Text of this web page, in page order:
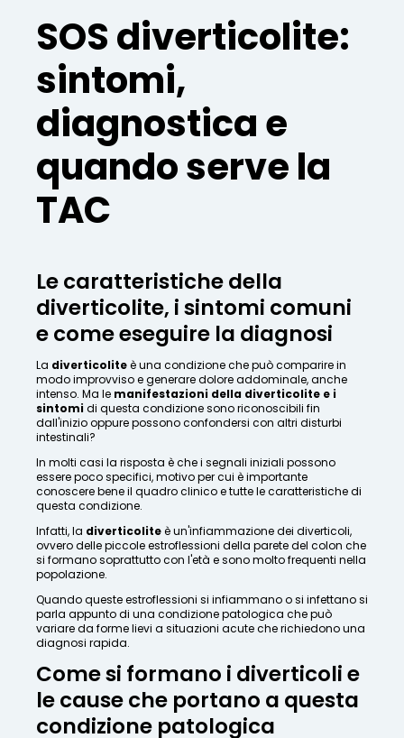
SOS diverticolite:
sintomi,
diagnostica e
quando serve la
TAC
Le caratteristiche della
diverticolite, i sintomi comuni
e come eseguire la diagnosi
La diverticoliteè una condizione che può comparire in
modo improvviso e generare dolore addominale, anche
intenso. Ma le manifestazioni della diverticolite e i
sintomidi questa condizione sono riconoscibili fin
dall'inizio oppure possono confondersi con altri disturbi
intestinali?
In molti casi la risposta è che i segnali iniziali possono
essere poco specifici, motivo per cui è importante
conoscere bene il quadro clinico e tutte le caratteristiche di
questa condizione.
Infatti, la diverticoliteè un'infiammazione dei diverticoli,
ovvero delle piccole estroflessioni della parete del colon che
si formano soprattutto con l'età e sono molto frequenti nella
popolazione.
Quando queste estroflessioni si infiammano o si infettano si
parla appunto di una condizione patologica che può
variare da forme lievi a situazioni acute che richiedono una
diagnosi rapida.
Come si formano i diverticoli e
le cause che portano a questa
condizione patologica